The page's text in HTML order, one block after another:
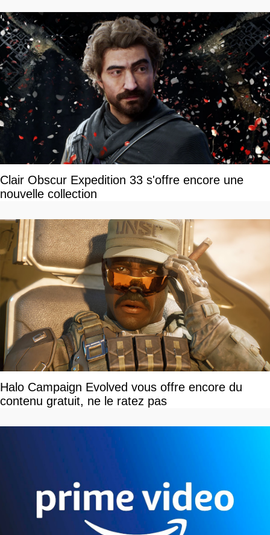
Clair Obscur Expedition 33 s'offre encore une
nouvelle collection
Halo Campaign Evolved vous offre encore du
contenu gratuit, ne le ratez pas